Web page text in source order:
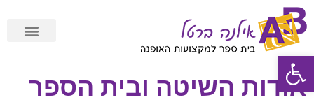
פתח סרגל נגישות
אודות השיטה ובית הספר